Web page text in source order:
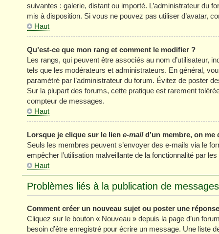
suivantes : galerie, distant ou importé. L’administrateur du
mis à disposition. Si vous ne pouvez pas utiliser d’avatar,
Haut
Qu’est-ce que mon rang et comment le modifier ?
Les rangs, qui peuvent être associés au nom d’utilisateur,
tels que les modérateurs et administrateurs. En général,
paramétré par l’administrateur du forum. Évitez de poster
Sur la plupart des forums, cette pratique est rarement
compteur de messages.
Haut
Lorsque je clique sur le lien e-maild’un membre, on me
Seuls les membres peuvent s’envoyer des e-mails via le
empêcher l’utilisation malveillante de la fonctionnalité par
Haut
Problèmes liés à la publication de messages
Comment créer un nouveau sujet ou poster une
Cliquez sur le bouton « Nouveau » depuis la page d’un
besoin d’être enregistré pour écrire un message. Une liste